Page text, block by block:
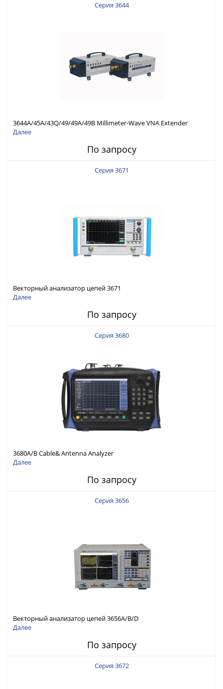
Серия 3644
3644A/45A/43Q/49/49A/49B Millimeter-Wave VNA Extender
Module, THz Test Solution
Далее
По запросу
Серия 3671
Векторный анализатор цепей 3671
Далее
По запросу
Серия 3680
3680A/B Cable& Antenna Analyzer
Далее
По запросу
Серия 3656
Векторный анализатор цепей 3656A/B/D
Далее
По запросу
Серия 3672